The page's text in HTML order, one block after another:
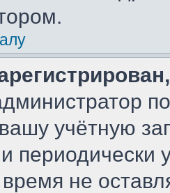
учётную
периодически
не